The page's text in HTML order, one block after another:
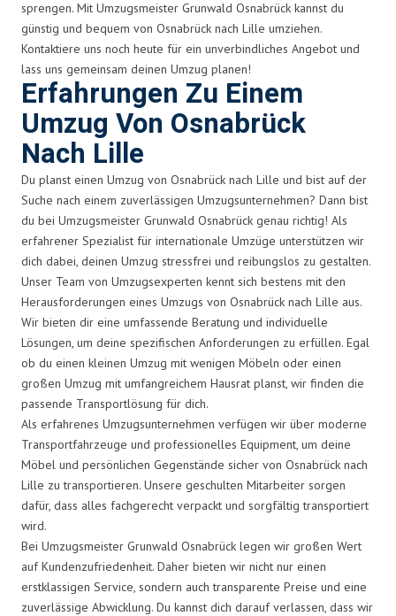
sprengen. Mit Umzugsmeister Grunwald Osnabrück kannst du
günstig und bequem von Osnabrück nach Lille umziehen.
Kontaktiere uns noch heute für ein unverbindliches Angebot und
lass uns gemeinsam deinen Umzug planen!
Erfahrungen Zu Einem
Umzug Von Osnabrück
Nach Lille
Du planst einen Umzug von Osnabrück nach Lille und bist auf der
Suche nach einem zuverlässigen Umzugsunternehmen? Dann bist
du bei Umzugsmeister Grunwald Osnabrück genau richtig! Als
erfahrener Spezialist für internationale Umzüge unterstützen wir
dich dabei, deinen Umzug stressfrei und reibungslos zu gestalten.
Unser Team von Umzugsexperten kennt sich bestens mit den
Herausforderungen eines Umzugs von Osnabrück nach Lille aus.
Wir bieten dir eine umfassende Beratung und individuelle
Lösungen, um deine spezifischen Anforderungen zu erfüllen. Egal
ob du einen kleinen Umzug mit wenigen Möbeln oder einen
großen Umzug mit umfangreichem Hausrat planst, wir finden die
passende Transportlösung für dich.
Als erfahrenes Umzugsunternehmen verfügen wir über moderne
Transportfahrzeuge und professionelles Equipment, um deine
Möbel und persönlichen Gegenstände sicher von Osnabrück nach
Lille zu transportieren. Unsere geschulten Mitarbeiter sorgen
dafür, dass alles fachgerecht verpackt und sorgfältig transportiert
wird.
Bei Umzugsmeister Grunwald Osnabrück legen wir großen Wert
auf Kundenzufriedenheit. Daher bieten wir nicht nur einen
erstklassigen Service, sondern auch transparente Preise und eine
zuverlässige Abwicklung. Du kannst dich darauf verlassen, dass wir